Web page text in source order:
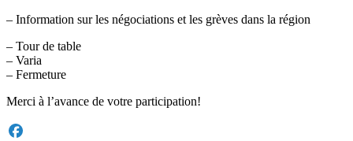
– Information sur les négociations et les grèves dans la région
– Tour de table
– Varia
– Fermeture
Merci à l’avance de votre participation!